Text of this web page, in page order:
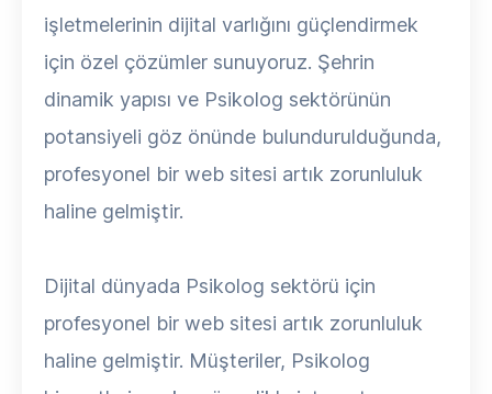
işletmelerinin dijital varlığını güçlendirmek
için özel çözümler sunuyoruz. Şehrin
dinamik yapısı ve Psikolog sektörünün
potansiyeli göz önünde bulundurulduğunda,
profesyonel bir web sitesi artık zorunluluk
haline gelmiştir.
Dijital dünyada Psikolog sektörü için
profesyonel bir web sitesi artık zorunluluk
haline gelmiştir. Müşteriler, Psikolog